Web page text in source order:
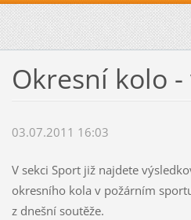
Okresní kolo
03.07.2011 16:03
V sekci Sport již najdete
okresního kola v požárním
z dnešní soutěže.